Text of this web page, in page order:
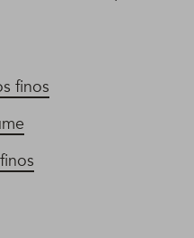
finos